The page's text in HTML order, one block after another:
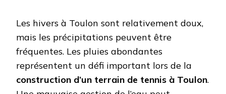
Les hivers à Toulon sont relativement doux,
mais les précipitations peuvent être
fréquentes. Les pluies abondantes
représentent un défi important lors de la
construction d’un terrain de tennis à Toulon.